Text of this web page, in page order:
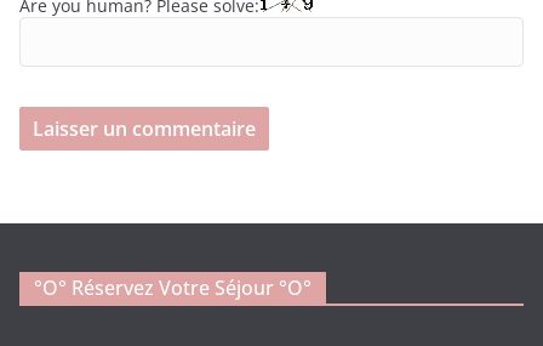
Are you human? Please solve:
°o° Réservez Votre Séjour °O°